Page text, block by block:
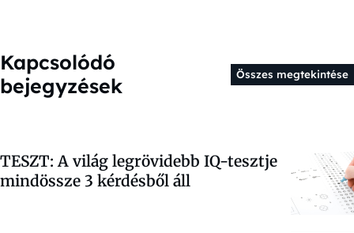
Kapcsolódó
bejegyzések
Összes megtekintése
TESZT: A világ legrövidebb IQ-tesztje
mindössze 3 kérdésből áll